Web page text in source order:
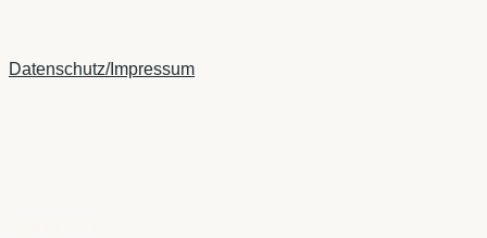
Datenschutz/Impressum